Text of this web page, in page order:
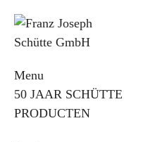
Menu
50 JAAR SCHÜTTE
PRODUCTEN